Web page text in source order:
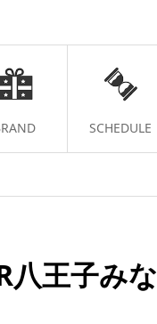
SCHEDULE
王子み